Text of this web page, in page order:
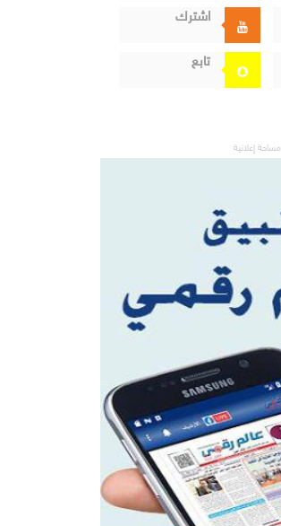
اشترك
تابع
مساحة إعلانية